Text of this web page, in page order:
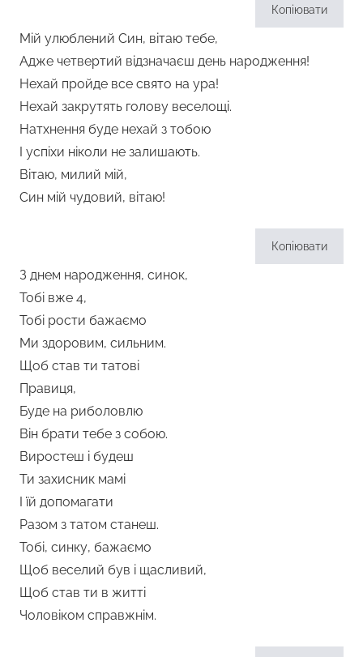
Копіювати
Мій улюблений Син, вітаю тебе,
Адже четвертий відзначаєш день народження!
Нехай пройде все свято на ура!
Нехай закрутять голову веселощі.
Натхнення буде нехай з тобою
І успіхи ніколи не залишають.
Вітаю, милий мій,
Син мій чудовий, вітаю!
Копіювати
З днем народження, синок,
Тобі вже 4,
Тобі рости бажаємо
Ми здоровим, сильним.
Щоб став ти татові
Правиця,
Буде на риболовлю
Він брати тебе з собою.
Виростеш і будеш
Ти захисник мамі
І їй допомагати
Разом з татом станеш.
Тобі, синку, бажаємо
Щоб веселий був і щасливий,
Щоб став ти в житті
Чоловіком справжнім.